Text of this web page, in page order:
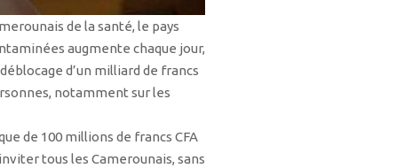
de la santé, le pays
augmente chaque jour,
d’un milliard de francs
notamment sur les
de 100 millions de francs CFA
tous les Camerounais, sans